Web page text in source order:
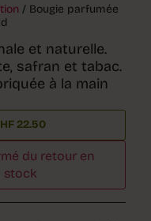
/ Bougie parfumée
et naturelle.
safran et tabac.
à la main
22.50
du retour en
stock